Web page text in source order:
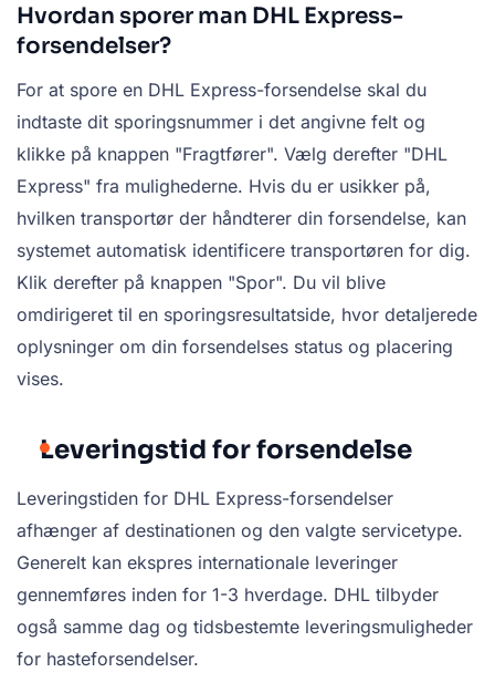
Hvordan sporer man DHL Express-
forsendelser?
For at spore en DHL Express-forsendelse skal du
indtaste dit sporingsnummer i det angivne felt og
klikke på knappen "Fragtfører". Vælg derefter "DHL
Express" fra mulighederne. Hvis du er usikker på,
hvilken transportør der håndterer din forsendelse, kan
systemet automatisk identificere transportøren for dig.
Klik derefter på knappen "Spor". Du vil blive
omdirigeret til en sporingsresultatside, hvor detaljerede
oplysninger om din forsendelses status og placering
vises.
Leveringstid for forsendelse
Leveringstiden for DHL Express-forsendelser
afhænger af destinationen og den valgte servicetype.
Generelt kan ekspres internationale leveringer
gennemføres inden for 1-3 hverdage. DHL tilbyder
også samme dag og tidsbestemte leveringsmuligheder
for hasteforsendelser.